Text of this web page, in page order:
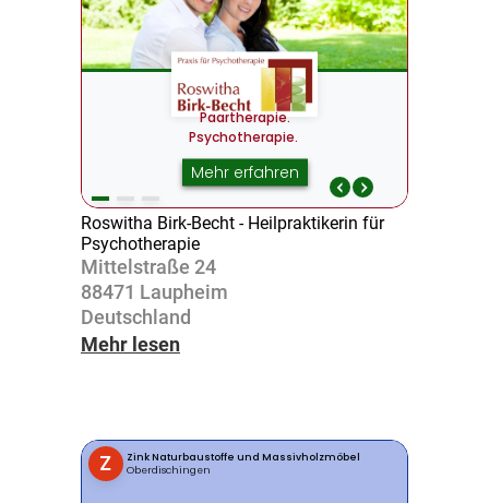
Roswitha Birk-Becht - Heilpraktikerin für
Psychotherapie
Mittel­straße 24
88471 Laupheim
Deutsch­land
Mehr lesen